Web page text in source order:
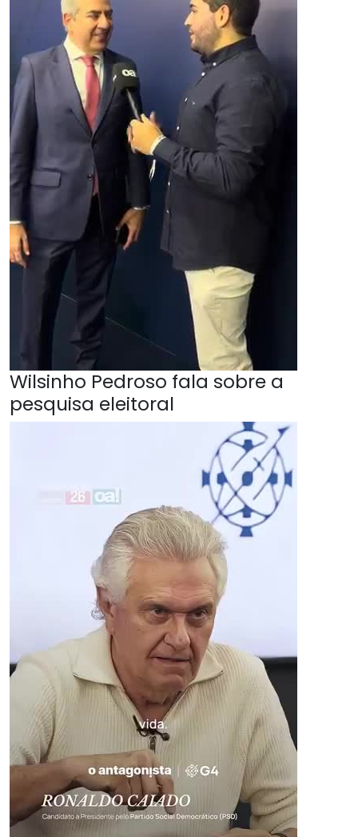
Wilsinho Pedroso fala sobre a
pesquisa eleitoral